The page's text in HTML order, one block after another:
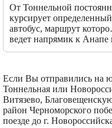
От Тоннельной
курсирует определенный
автобус, маршрут
ведет напрямик к Анапе
высаживает желающих
Если Вы отправились на
Тоннельная или
Витязево,
район Черноморского
поезде до г.